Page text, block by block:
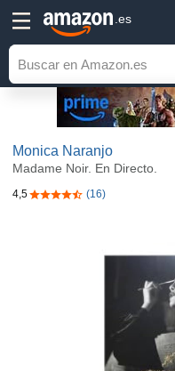
.es
Monica Naranjo
Madame Noir. En Directo.
4,54,5 de 5 estrellas
(16)